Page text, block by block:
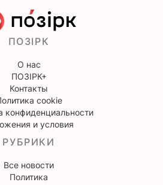
ПОЗІРК
О нас
ПОЗІРК+
Контакты
cookie
конфиденциальности
и условия
РУБРИКИ
Все новости
Политика